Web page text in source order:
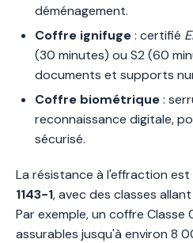
déménagement.
Coffre ignifuge: certifié
(30 minutes) ou S2 (60
documents et supports
Coffre biométrique:
reconnaissance digitale,
sécurisé.
La résistance à l'effraction
1143-1, avec des classes
Par exemple, un coffre Classe
assurables jusqu'à environ 8